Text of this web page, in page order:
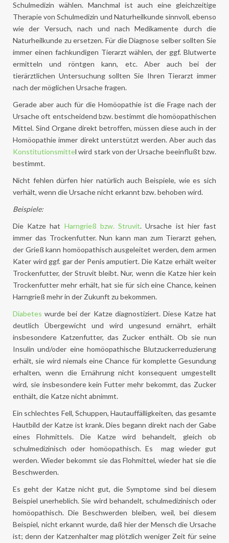
Schulmedizin wählen. Manchmal ist auch eine gleichzeitige
Therapie von Schulmedizin und Naturheilkunde sinnvoll, ebenso
wie der Versuch, nach und nach Medikamente durch die
Naturheilkunde zu ersetzen. Für die Diagnose selber sollten Sie
immer einen fachkundigen Tierarzt wählen, der ggf. Blutwerte
ermitteln und röntgen kann, etc. Aber auch bei der
tierärztlichen Untersuchung sollten Sie Ihren Tierarzt immer
nach der möglichen Ursache fragen.
Gerade aber auch für die Homöopathie ist die Frage nach der
Ursache oft entscheidend bzw. bestimmt die homöopathischen
Mittel. Sind Organe direkt betroffen, müssen diese auch in der
Homöopathie immer direkt unterstützt werden. Aber auch das
Konstitutionsmittel wird stark von der Ursache beeinflußt bzw.
bestimmt.
Nicht fehlen dürfen hier natürlich auch Beispiele, wie es sich
verhält, wenn die Ursache nicht erkannt bzw. behoben wird.
Beispiele:
Die Katze hat Harngrieß bzw. Struvit. Ursache ist hier fast
immer das Trockenfutter. Nun kann man zum Tierarzt gehen,
der Grieß kann homöopathisch ausgeleitet werden, dem armen
Kater wird ggf. gar der Penis amputiert. Die Katze erhält weiter
Trockenfutter, der Struvit bleibt. Nur, wenn die Katze hier kein
Trockenfutter mehr erhält, hat sie für sich eine Chance, keinen
Harngrieß mehr in der Zukunft zu bekommen.
Diabetes wurde bei der Katze diagnostiziert. Diese Katze hat
deutlich Übergewicht und wird ungesund ernährt, erhält
insbesondere Katzenfutter, das Zucker enthält. Ob sie nun
Insulin und/oder eine homöopathische Blutzuckerreduzierung
erhält, sie wird niemals eine Chance für komplette Gesundung
erhalten, wenn die Ernährung nicht konsequent umgestellt
wird, sie insbesondere kein Futter mehr bekommt, das Zucker
enthält, die Katze nicht abnimmt.
Ein schlechtes Fell, Schuppen, Hautauffälligkeiten, das gesamte
Hautbild der Katze ist krank. Dies begann direkt nach der Gabe
eines Flohmittels. Die Katze wird behandelt, gleich ob
schulmedizinisch oder homöopathisch. Es mag wieder gut
werden. Wieder bekommt sie das Flohmittel, wieder hat sie die
Beschwerden.
Es geht der Katze nicht gut, die Symptome sind bei diesem
Beispiel unerheblich. Sie wird behandelt, schulmedizinisch oder
homöopathisch. Die Beschwerden bleiben, weil, bei diesem
Beispiel, nicht erkannt wurde, daß hier der Mensch die Ursache
ist; denn der Katzenhalter mag plötzlich weniger Zeit für seine